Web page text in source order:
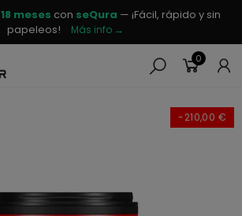
18 meses con seQura — ¡Fácil, rápido y sin
papeleos!
Más info →
0
-210,00 €